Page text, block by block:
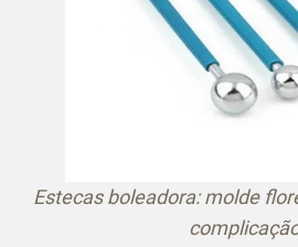
Estecas boleadora: molde